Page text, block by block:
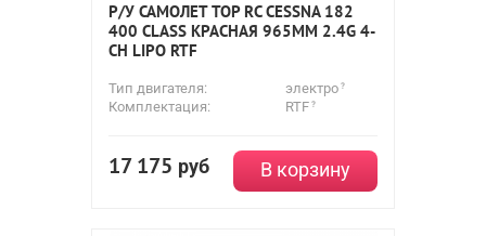
Р/У САМОЛЕТ TOP RC CESSNA 182
400 CLASS КРАСНАЯ 965ММ 2.4G 4-
CH LIPO RTF
Тип двигателя:
электро
Комплектация:
RTF
17 175 руб В корзину